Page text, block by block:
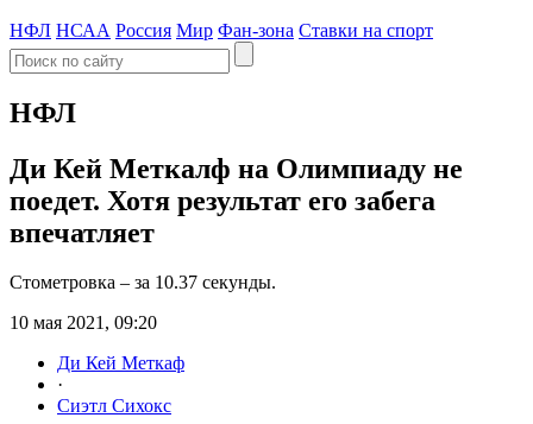
НФЛ НСАА Россия Мир Фан-зона Ставки на спорт
НФЛ
Ди Кей Меткалф на Олимпиаду не
поедет. Хотя результат его забега
впечатляет
Стометровка – за 10.37 секунды.
10 мая 2021, 09:20
Ди Кей Меткаф
·
Сиэтл Сихокс